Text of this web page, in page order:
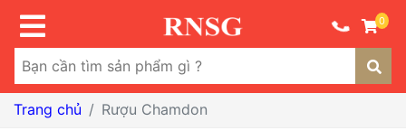
0
Trang chủ Rượu Chamdon